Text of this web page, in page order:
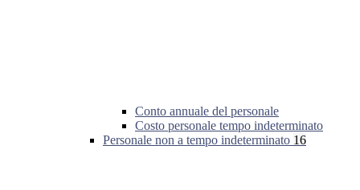
Conto annuale del personale
Costo personale tempo indeterminato
Personale non a tempo indeterminato 16